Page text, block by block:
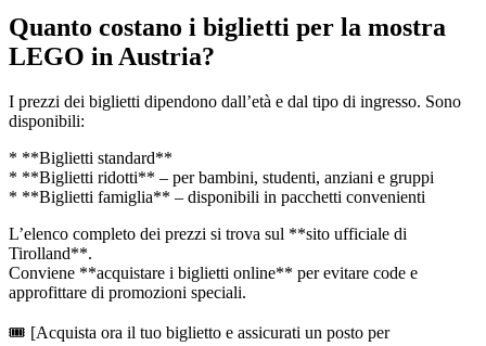
Quanto costano i biglietti per la mostra
LEGO in Austria?
I prezzi dei biglietti dipendono dall’età e dal tipo di ingresso. Sono
disponibili:
* **Biglietti standard**
* **Biglietti ridotti** – per bambini, studenti, anziani e gruppi
* **Biglietti famiglia** – disponibili in pacchetti convenienti
L’elenco completo dei prezzi si trova sul **sito ufficiale di
Tirolland**.
Conviene **acquistare i biglietti online** per evitare code e
approfittare di promozioni speciali.
🎟️ [Acquista ora il tuo biglietto e assicurati un posto per